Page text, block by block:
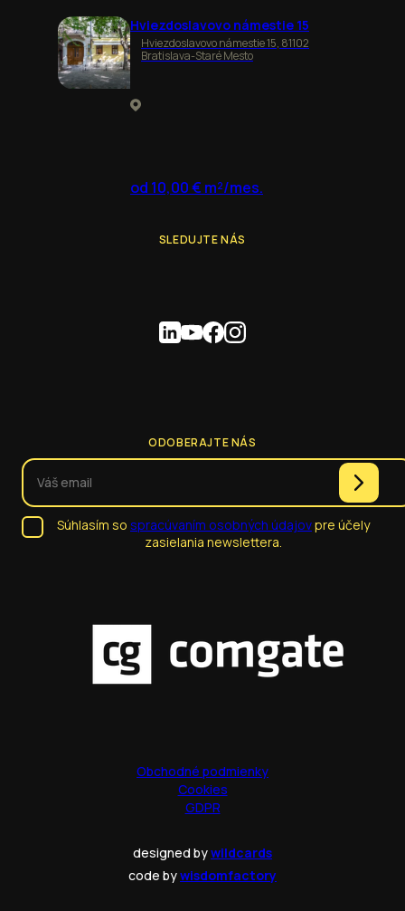
Hviezdoslavovo námestie 15
Hviezdoslavovo námestie 15, 81102
Bratislava-Staré Mesto
od 10,00 € m²/mes.
SLEDUJTE NÁS
ODOBERAJTE NÁS
Súhlasím so spracúvaním osobných údajovpre účely
zasielania newslettera.
Obchodné podmienky
Cookies
GDPR
designed bywildcards
code bywisdomfactory